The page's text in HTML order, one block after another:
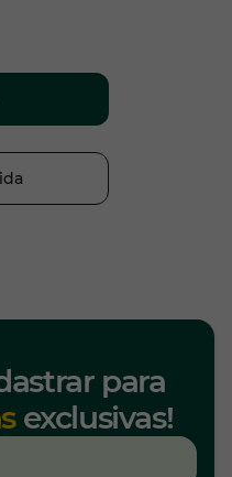
para
exclusivas!